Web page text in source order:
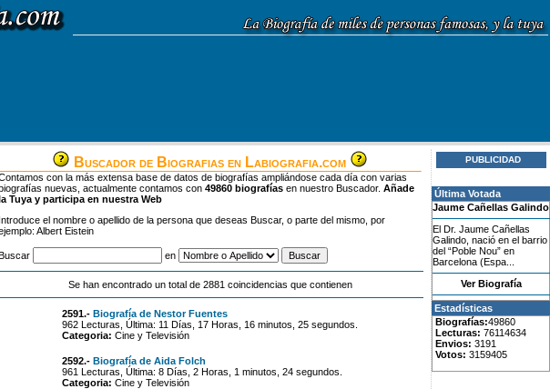
Buscador de Biografias en Labiografia.com
con la más extensa base de datos de biografías ampliándose cada día con varias
nuevas, actualmente contamos con 49860 biografías en nuestro Buscador. Añade
Tuya y participa en nuestra Web
Introduce el nombre o apellido de la persona que deseas Buscar, o parte del mismo, por
Albert Eistein
en
Se han encontrado un total de 2881 coincidencias que contienen
2591.- Biografía de Nestor Fuentes
962 Lecturas, Última: 11 Días, 17 Horas, 16 minutos, 25 segundos.
Categoria: Cine y Televisión
2592.- Biografía de Aida Folch
961 Lecturas, Última: 8 Días, 2 Horas, 1 minutos, 24 segundos.
Categoria: Cine y Televisión
PUBLICIDAD
Última Votada
Jaume Cañellas Galindo
El Dr. Jaume Cañellas
Galindo, nació en el barrio
del “Poble Nou” en
Barcelona (Espa...
Ver Biografía
Estadísticas
Biografías:49860
Lecturas: 76114634
Envios: 3191
Votos: 3159405